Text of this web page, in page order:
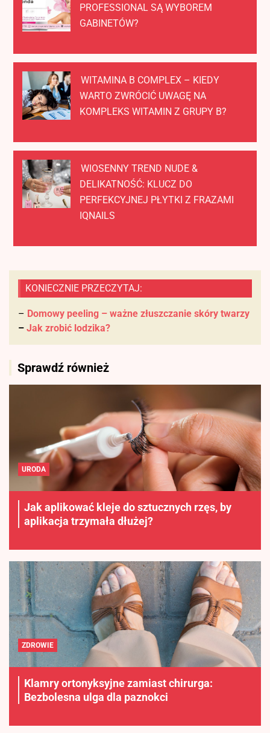
PROFESSIONAL SĄ WYBOREM
GABINETÓW?
WITAMINA B COMPLEX – KIEDY
WARTO ZWRÓCIĆ UWAGĘ NA
KOMPLEKS WITAMIN Z GRUPY B?
WIOSENNY TREND NUDE &
DELIKATNOŚĆ: KLUCZ DO
PERFEKCYJNEJ PŁYTKI Z FRAZAMI
IQNAILS
KONIECZNIE PRZECZYTAJ:
– Domowy peeling – ważne złuszczanie skóry twarzy
– Jak zrobić lodzika?
Sprawdź również
URODA
Jak aplikować kleje do sztucznych rzęs, by
aplikacja trzymała dłużej?
ZDROWIE
Klamry ortonyksyjne zamiast chirurga:
Bezbolesna ulga dla paznokci